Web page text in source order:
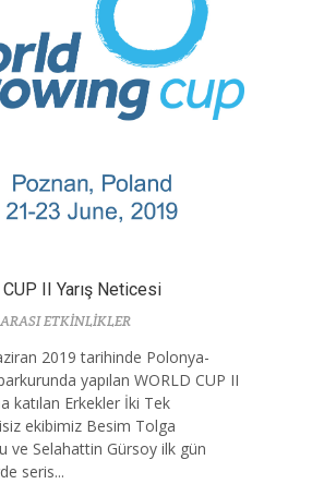
II Yarış Neticesi
ETKİNLİKLER
2019 tarihinde Polonya-
yapılan WORLD CUP II
katılan Erkekler İki Tek
ekibimiz Besim Tolga
ve Selahattin Gürsoy ilk gün
seris...